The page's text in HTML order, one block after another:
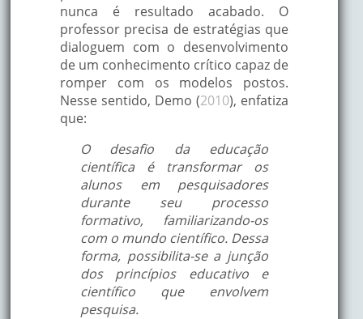
nunca é resultado acabado. O
professor precisa de estratégias que
dialoguem com o desenvolvimento
de um conhecimento crítico capaz de
romper com os modelos postos.
Nesse sentido, Demo (2010), enfatiza
que:
O desafio da educação
científica é transformar os
alunos em pesquisadores
durante seu processo
formativo, familiarizando-os
com o mundo científico. Dessa
forma, possibilita-se a junção
dos princípios educativo e
científico que envolvem
pesquisa.